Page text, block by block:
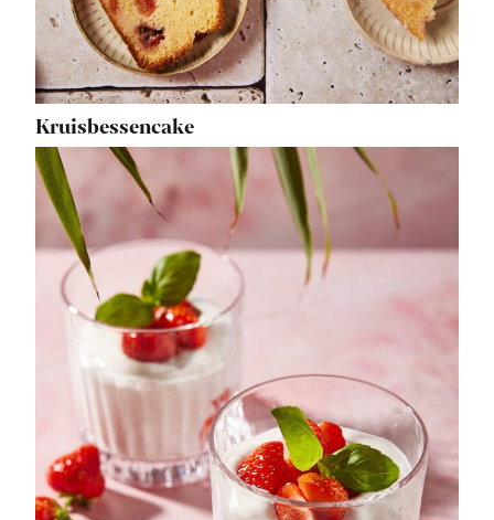
Kruisbessencake